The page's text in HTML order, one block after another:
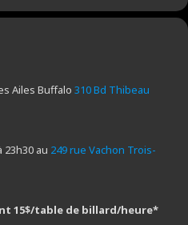
Ailes Buffalo 310 Bd Thibeau
23h30 au 249 rue Vachon Trois-
15$/table de billard/heure*